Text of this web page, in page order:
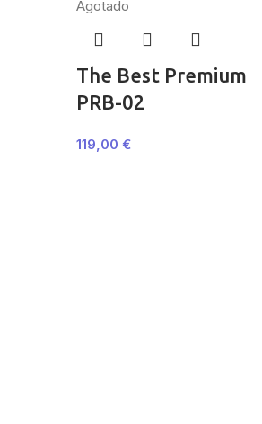
Agotado
The Best Premium
PRB-02
119,00 €